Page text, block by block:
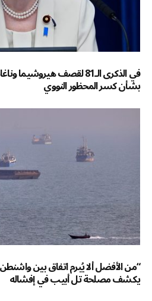
في الذكرى الـ81 لقصف
بشأن كسر المحظور النووي
“من الأفضل ألا يُبرم اتفاق بين
يكشف مصلحة تل أبيب في إفشاله